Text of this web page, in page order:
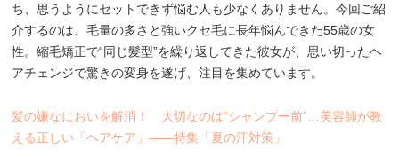
ち、思うようにセットできず悩む人も少なくありません。今回ご紹
介するのは、毛量の多さと強いクセ毛に長年悩んできた55歳の女
性。縮毛矯正で“同じ髪型”を繰り返してきた彼女が、思い切ったヘ
アチェンジで驚きの変身を遂げ、注目を集めています。
髪の嫌なにおいを解消！ 大切なのは“シャンプー前”…美容師が教
える正しい「ヘアケア」――特集「夏の汗対策」